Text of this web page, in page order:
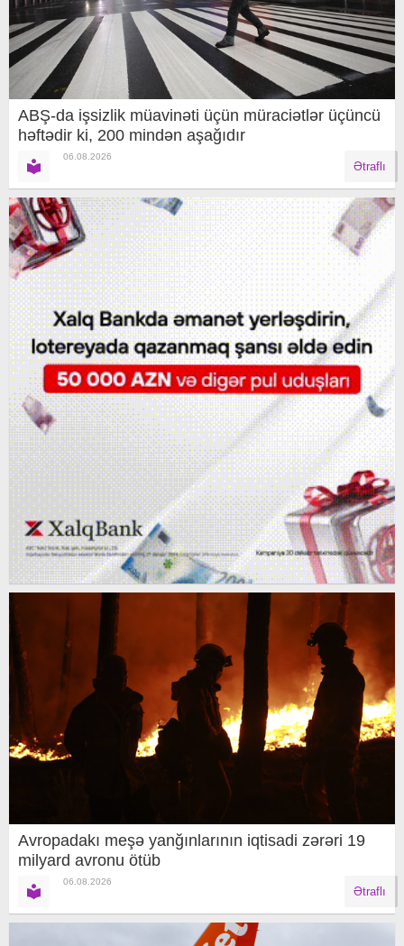
ABŞ-da işsizlik müavinəti üçün müraciətlər üçüncü
həftədir ki, 200 mindən aşağıdır
06.08.2026
Ətraflı
Avropadakı meşə yanğınlarının iqtisadi zərəri 19
milyard avronu ötüb
06.08.2026
Ətraflı